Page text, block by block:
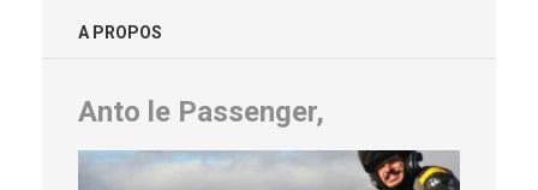
A PROPOS
Anto le Passenger,